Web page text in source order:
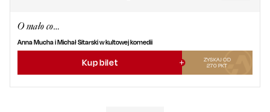
O mało co…
Anna Mucha i Michał Sitarski w kultowej komedii
Kup bilet
ZYSKAJ OD
270 PKT